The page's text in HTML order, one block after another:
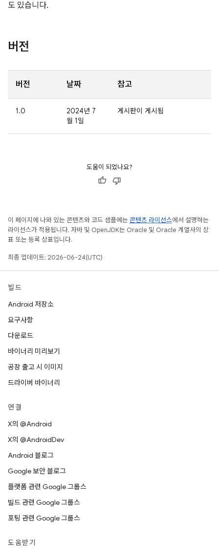
도 있습니다.
버전
버전 날짜 참고
1.0
2024년 7
월 1일
게시판이 게시됨
도움이 되었나요?
이 페이지에 나와 있는 콘텐츠와 코드 샘플에는 콘텐츠 라이선스에서 설명하는
라이선스가 적용됩니다. 자바 및 OpenJDK는 Oracle 및 Oracle 계열사의 상
표 또는 등록 상표입니다.
최종 업데이트: 2026-06-24(UTC)
빌드
Android 저장소
요구사항
다운로드
바이너리 미리보기
공장 출고 시 이미지
드라이버 바이너리
연결
X의 @Android
X의 @AndroidDev
Android 블로그
Google 보안 블로그
플랫폼 관련 Google 그룹스
빌드 관련 Google 그룹스
포팅 관련 Google 그룹스
도움받기